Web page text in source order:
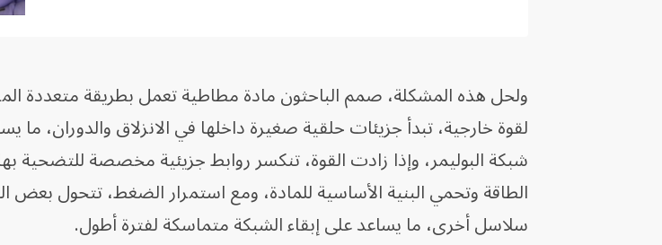
ولحل هذه المشكلة، صمم الباحثون مادة مطاطية تعمل بطريقة متعددة
لقوة خارجية، تبدأ جزيئات حلقية صغيرة داخلها في الانزلاق والدوران،
شبكة البوليمر، وإذا زادت القوة، تنكسر روابط جزيئية مخصصة للتضحية
الطاقة وتحمي البنية الأساسية للمادة، ومع استمرار الضغط، تتحول بعض
سلاسل أخرى، ما يساعد على إبقاء الشبكة متماسكة لفترة أطول.